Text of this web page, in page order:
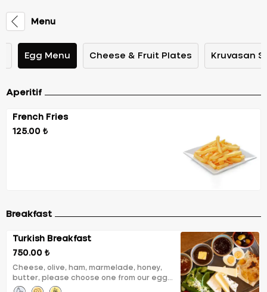
Menu
Egg Menu Cheese & Fruit Plates Kruvasan
Aperitif
French Fries
125.00 ₺
Breakfast
Turkish Breakfast
750.00 ₺
Cheese, olive, ham, marmelade, honey,
butter, please choose one from our egg
menu, seasonal fruits, fresh orange juice,